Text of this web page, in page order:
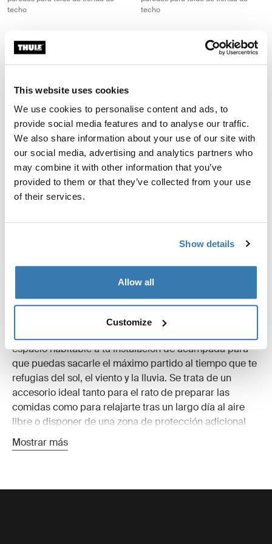
This website uses cookies
We use cookies to personalise content and ads, to
provide social media features and to analyse our traffic.
We also share information about your use of our site with
our social media, advertising and analytics partners who
may combine it with other information that you’ve
provided to them or that they’ve collected from your use
of their services.
Show details
Allow all
Customize
techo
techo
Thule Approach awning S/M toldo para tienda de techo para 2-3
Mid blue swatch (selected)
toldo para tienda de techo para 2-3
personas
Thule Approach awning L toldo de
Mid blue swatch (selected)
personas
Thule Starset tarp protección contra el clima Mid blue
Thule Starset tarp Azul medio (selected)
Thule Starset tarp
protección contra el clima
Toldos para tiendas de techo:
protección y confort
adicionales
espacio habitable a tu instalación de acampada para
que puedas sacarle el máximo partido al tiempo que te
refugias del sol, el viento y la lluvia. Se trata de un
accesorio ideal tanto para el rato de preparar las
comidas como para relajarte tras un largo día al aire
libre o disponer de una zona de protección adicional
alrededor del vehículo.
Mostrar más